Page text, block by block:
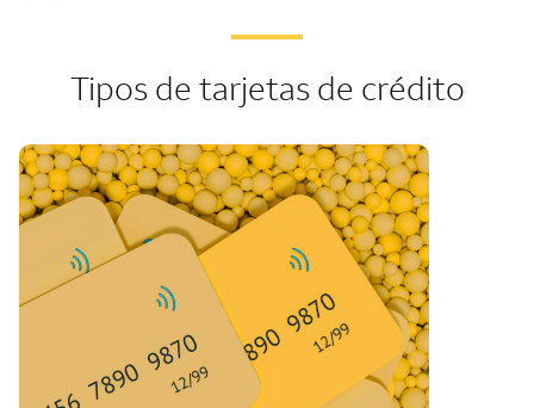
Tipos de tarjetas de crédito